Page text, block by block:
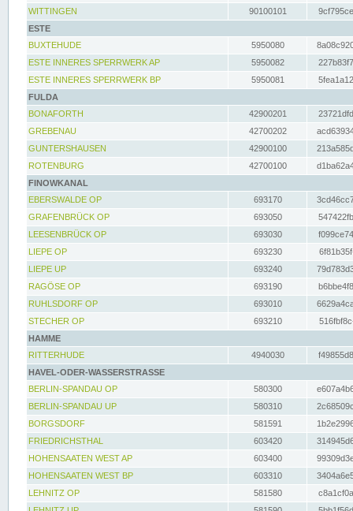
WITTINGEN
90100101
ESTE
BUXTEHUDE
5950080
ESTE INNERES SPERRWERK AP
5950082
ESTE INNERES SPERRWERK BP
5950081
FULDA
BONAFORTH
42900201
GREBENAU
42700202
GUNTERSHAUSEN
42900100
ROTENBURG
42700100
FINOWKANAL
EBERSWALDE OP
693170
GRAFENBRÜCK OP
693050
LEESENBRÜCK OP
693030
LIEPE OP
693230
LIEPE UP
693240
RAGÖSE OP
693190
RUHLSDORF OP
693010
STECHER OP
693210
HAMME
RITTERHUDE
4940030
HAVEL-ODER-WASSERSTRASSE
BERLIN-SPANDAU OP
580300
BERLIN-SPANDAU UP
580310
BORGSDORF
581591
FRIEDRICHSTHAL
603420
HOHENSAATEN WEST AP
603400
HOHENSAATEN WEST BP
603310
LEHNITZ OP
581580